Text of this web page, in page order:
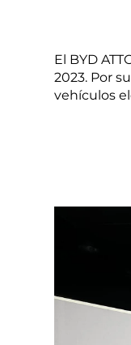
El BYD
2023. Por
vehículos